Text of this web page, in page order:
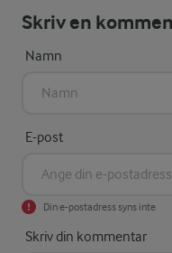
Skriv en
Namn
E-post
Din e-postadress syns inte
Skriv din kommentar